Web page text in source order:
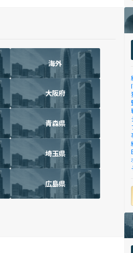
海外
大阪府
青森県
埼玉県
広島県